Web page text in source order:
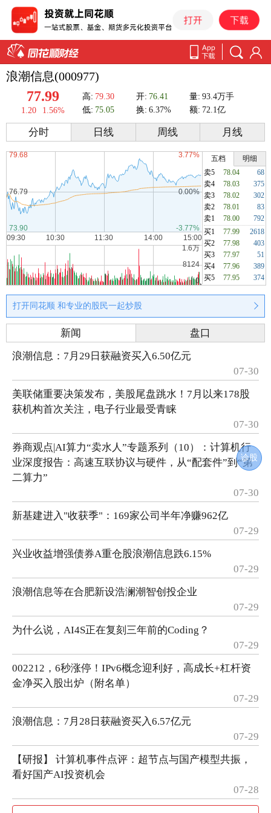
浪潮信息(000977)
77.99
1.20 1.56%
高: 79.30 开: 76.41 量: 93.4万手
低: 75.05 换: 6.37% 额: 72.1亿
分时 日线 周线 月线
五档
明细
卖5
78.04
68
卖4
78.03
375
卖3
78.02
302
卖2
78.01
83
卖1
78.00
792
买1
77.99
2618
买2
77.98
403
买3
77.97
51
买4
77.96
389
买5
77.95 374
打开同花顺 和专业的股民一起炒股
诊股
新闻
盘口
浪潮信息：7月29日获融资买入6.50亿元
07-30
美联储重要决策发布，美股尾盘跳水！7月以来178股
获机构首次关注，电子行业最受青睐
07-30
券商观点|AI算力“卖水人”专题系列（10）：计算机行
业深度报告：高速互联协议与硬件，从“配套件”到“第
二算力”
07-30
新基建进入"收获季"：169家公司半年净赚962亿
07-29
兴业收益增强债券A重仓股浪潮信息跌6.15%
07-29
浪潮信息等在合肥新设浩澜潮智创投企业
07-29
为什么说，AI4S正在复刻三年前的Coding？
07-29
002212，6秒涨停！IPv6概念迎利好，高成长+杠杆资
金净买入股出炉（附名单）
07-29
浪潮信息：7月28日获融资买入6.57亿元
07-29
【研报】 计算机事件点评：超节点与国产模型共振，
看好国产AI投资机会
07-28